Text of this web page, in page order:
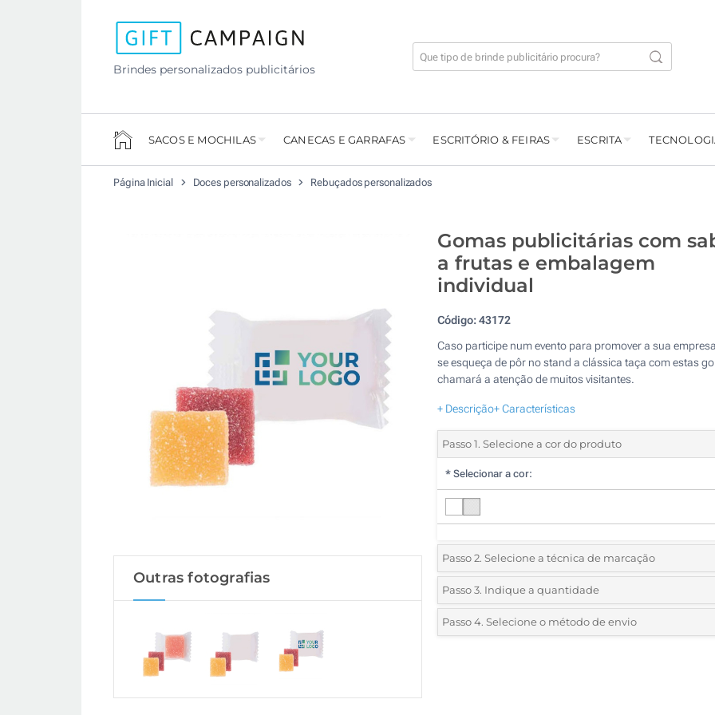
Brindes personalizados publicitários
SACOS E MOCHILAS CANECAS E GARRAFAS ESCRITÓRIO & FEIRAS ESCRITA
Página Inicial Doces personalizados Rebuçados personalizados
Outras fotografias
Gomas publicitárias com
a frutas e embalagem
individual
Código:43172
Caso participe num evento para promover a sua
se esqueça de pôr no stand a clássica taça com estas
chamará a atenção de muitos visitantes.
+ Descrição+ Características
Passo 1. Selecione a cor do produto
* Selecionar a cor:
Passo 2. Selecione a técnica de marcação
*Selecione o tipo de marcação e as cores do logotipo:
1 Cor (Embalagem)
Passo 3. Indique a quantidade
*Quantidade mínima:2000
Passo 4. Selecione o método de envio